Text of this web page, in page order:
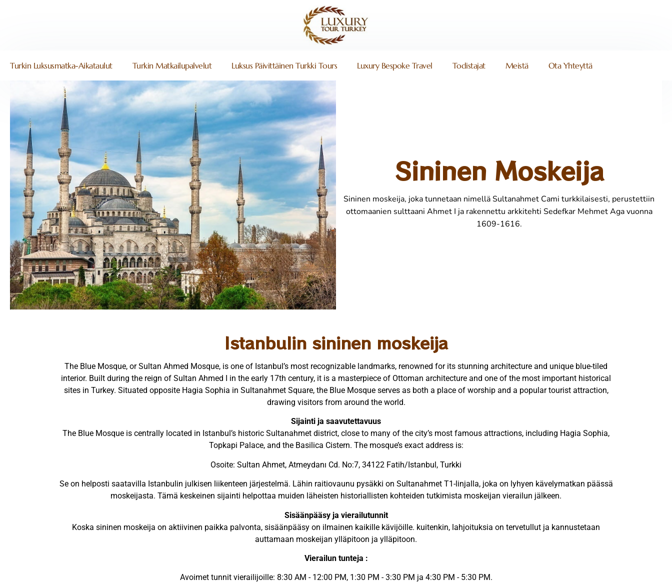
Turkin Luksusmatka-Aikataulut Turkin Matkailupalvelut Luksus Päivittäinen Turkki Tours Luxury Bespoke Travel Todistajat Meistä Ota Yhteyttä
Sininen Moskeija
Sininen moskeija, joka tunnetaan nimellä Sultanahmet Cami turkkilaisesti, perustettiin
ottomaanien sulttaani Ahmet I ja rakennettu arkkitehti Sedefkar Mehmet Aga vuonna
1609-1616.
Istanbulin sininen moskeija
The Blue Mosque, or Sultan Ahmed Mosque, is one of Istanbul’s most recognizable landmarks, renowned for its stunning architecture and unique blue-tiled
interior. Built during the reign of Sultan Ahmed I in the early 17th century, it is a masterpiece of Ottoman architecture and one of the most important historical
sites in Turkey. Situated opposite Hagia Sophia in Sultanahmet Square, the Blue Mosque serves as both a place of worship and a popular tourist attraction,
drawing visitors from around the world.
Sijainti ja saavutettavuus
The Blue Mosque is centrally located in Istanbul’s historic Sultanahmet district, close to many of the city’s most famous attractions, including Hagia Sophia,
Topkapi Palace, and the Basilica Cistern. The mosque’s exact address is:
Osoite: Sultan Ahmet, Atmeydanı Cd. No:7, 34122 Fatih/Istanbul, Turkki
Se on helposti saatavilla Istanbulin julkisen liikenteen järjestelmä. Lähin raitiovaunu pysäkki on Sultanahmet T1-linjalla, joka on lyhyen kävelymatkan päässä
moskeijasta. Tämä keskeinen sijainti helpottaa muiden läheisten historiallisten kohteiden tutkimista moskeijan vierailun jälkeen.
Sisäänpääsy ja vierailutunnit
Koska sininen moskeija on aktiivinen paikka palvonta, sisäänpääsy on ilmainen kaikille kävijöille. kuitenkin, lahjoituksia on tervetullut ja kannustetaan
auttamaan moskeijan ylläpitoon ja ylläpitoon.
Vierailun tunteja :
Avoimet tunnit vierailijoille: 8:30 AM - 12:00 PM, 1:30 PM - 3:30 PM ja 4:30 PM - 5:30 PM.